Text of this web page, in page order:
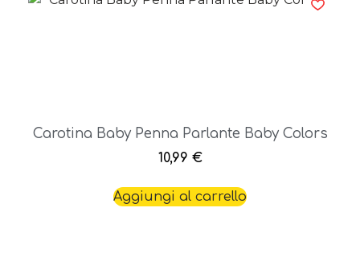
Carotina Baby Penna Parlante Baby Colors
10,99 €
Aggiungi al carrello